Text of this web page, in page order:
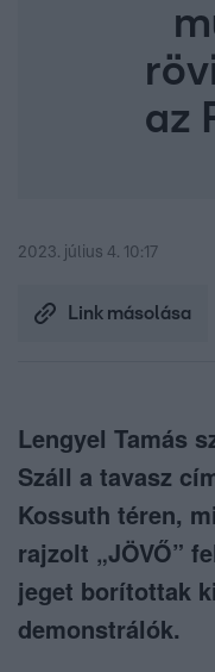
az
2023. július 4. 10:17
Link másolása
Lengyel Tamás
Száll a tavasz
Kossuth téren,
rajzolt „JÖVŐ”
jeget borítottak
demonstrálók.